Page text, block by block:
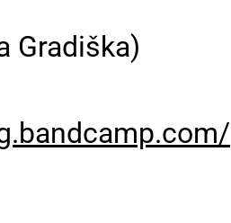
Gradiška)